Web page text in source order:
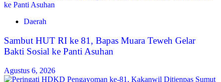
Daerah
‎Sambut HUT RI ke 81, Bapas Muara Teweh Gelar
Bakti Sosial ke Panti Asuhan
Agustus 6, 2026